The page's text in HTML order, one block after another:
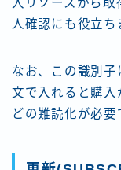
入リソースから取
人確認にも役立ち
なお、この識別
文で入れると購入
どの難読化が必要